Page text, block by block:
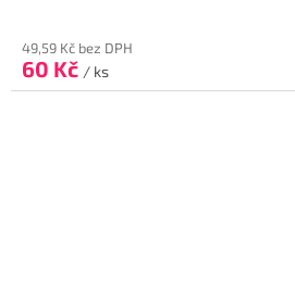
49,59 Kč bez DPH
60 Kč / ks